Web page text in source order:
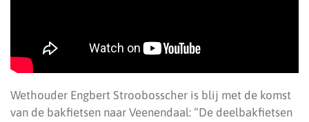
Wethouder Engbert Stroobosscher is blij met de komst
van de bakfietsen naar Veenendaal: “De deelbakfietsen